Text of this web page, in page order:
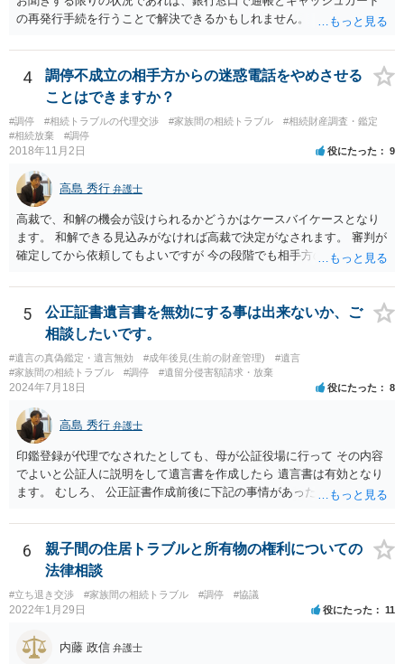
決裂した、など)や亡くなった方・あかささん・お姉さん間の事情やい
きさつなどが書かれていると思うので、あかささんから見てそれは違
分けるかを決めるについてあかささんが重要だと考える事情があれば
(例えば、○○のときにお姉さんは亡くなった方からお金を援助してもら
産分割に関係ない(と思われる)いきさつを沢山盛り込むことだと考えま
す(あくまで遺産分割に関係することに留める方が、裁判所や調停委員
の再発行手続を行うことで解決できるかもしれません。
4
調停不成立の相手方からの迷惑電話をやめさせる
ことはできますか？
#調停 #相続トラブルの代理交渉 #家族間の相続トラブル
#相続財産調査・鑑定
#相続放棄
#調停
2018年11月2日 役にたった 9
高島 秀行 弁護士
高裁で、和解の機会が設けられるかどうかはケースバイケースとなり
ます。 和解できる見込みがなければ高裁で決定がなされます。 審判が
確定してから依頼してもよいですが 今の段階でも相手方の連絡が迷惑
5
公正証書遺言書を無効にする事は出来ないか、ご
相談したいです。
#遺言の真偽鑑定・遺言無効 #成年後見(生前の財産管理)
#遺言
#家族間の相続トラブル
#調停 #遺留分侵害額請求・放棄
2024年7月18日 役にたった 8
高島 秀行 弁護士
印鑑登録が代理でなされたとしても、母が公証役場に行って その内容
でよいと公証人に説明をして遺言書を作成したら 遺言書は有効となり
ます。 むしろ、 公正証書作成前後に下記の事情があったことが証明で
月に携帯が新しくなった母からの第一声は「ここにいたら殺される」
「面会に来てくれ」で、長男に聞くと「面会は出来ない。俺は携帯電
話の使い方を教える為に会っている」「母の話は聞かなくて良い」と
電話が切れました。その後の電話でも「食事に毒が入っている」「体
にチップが埋められている」等、おかしかったです。 当時の診療記
録、介護認定の資料、介護記録を取得して 弁護士に面談で相談された
方がよいと思います。
6
親子間の住居トラブルと所有物の権利についての
法律相談
#立ち退き交渉 #家族間の相続トラブル #調停 #協議
2022年1月29日 役にたった 11
内藤 政信 弁護士